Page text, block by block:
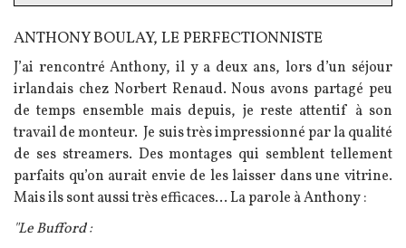
Texte
ANTHONY BOULAY, LE PERFECTIONNISTE
J’ai rencontré Anthony, il y a deux ans, lors d’un séjour
irlandais chez Norbert Renaud. Nous avons partagé peu
de temps ensemble mais depuis, je reste attentif à son
travail de monteur. Je suis très impressionné par la qualité
de ses streamers. Des montages qui semblent tellement
parfaits qu’on aurait envie de les laisser dans une vitrine.
Mais ils sont aussi très efficaces... La parole à Anthony :
"Le Bufford :